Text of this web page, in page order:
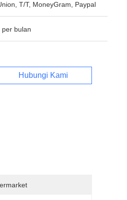
T/T, MoneyGram, Paypal
per bulan
Hubungi Kami